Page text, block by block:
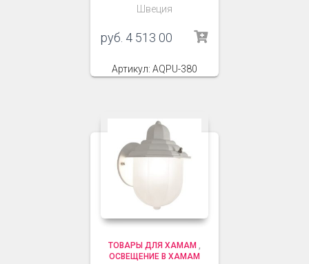
Швеция
руб. 4 513 00
Артикул: AQPU-380
ТОВАРЫ ДЛЯ ХАМАМ
ОСВЕЩЕНИЕ В ХАМАМ